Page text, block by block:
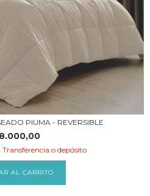
PIUMA - REVERSIBLE
Transferencia o depósito
AL CARRITO